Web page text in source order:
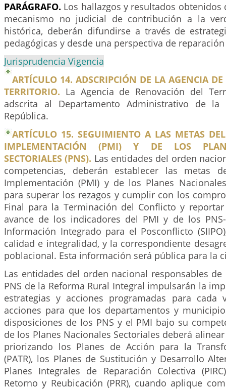
PARÁGRAFO. Los hallazgos y resultados
mecanismo no judicial de contribución a la
histórica, deberán difundirse a través de
pedagógicas y desde una perspectiva de
Jurisprudencia Vigencia
ARTÍCULO 14. ADSCRIPCIÓN DE LA AGENCIA
TERRITORIO. La Agencia de Renovación del
adscrita al Departamento Administrativo de la
República.
ARTÍCULO 15. SEGUIMIENTO A LAS METAS
IMPLEMENTACIÓN (PMI) Y DE LOS
SECTORIALES (PNS). Las entidades del orden
competencias, deberán establecer las metas
Implementación (PMI) y de los Planes
para superar los rezagos y cumplir con los
Final para la Terminación del Conflicto y
avance de los indicadores del PMI y de los
Información Integrado para el Posconflicto
calidad e integralidad, y la correspondiente
poblacional. Esta información será pública para la
Las entidades del orden nacional responsables
PNS de la Reforma Rural Integral impulsarán la
estrategias y acciones programadas para cada
acciones para que los departamentos y
disposiciones de los PNS y el PMI bajo su
de los Planes Nacionales Sectoriales deberá
priorizando los Planes de Acción para la
(PATR), los Planes de Sustitución y Desarrollo
Planes Integrales de Reparación Colectiva
Retorno y Reubicación (PRR), cuando aplique